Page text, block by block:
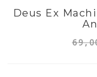
Deus Ex